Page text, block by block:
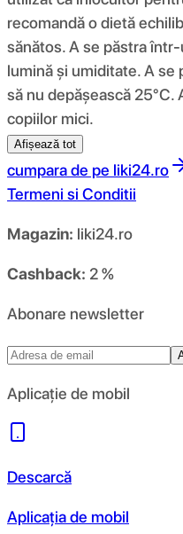
recomandă o dietă
sănătos. A se păstra
lumină și umiditate. A se
să nu depășească 25°C.
copiilor mici.
Afișează tot
cumpara de pe liki24.ro
Termeni si Conditii
Magazin: liki24.ro
Cashback: 2 %
Abonare newsletter
Aplicație de mobil
Descarcă
Aplicația de mobil